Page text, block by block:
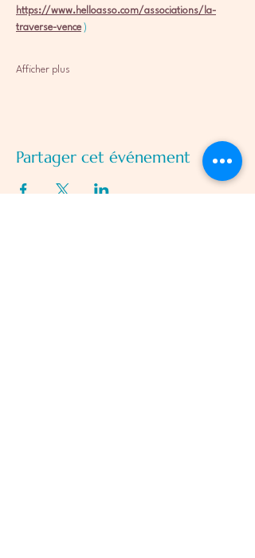
https://www.helloasso.com/associations/la-
traverse-vence )
Afficher plus
Partager cet événement